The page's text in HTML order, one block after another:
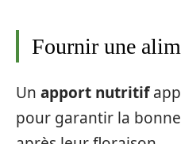
Fournir une
Un apport nutritif
pour garantir la